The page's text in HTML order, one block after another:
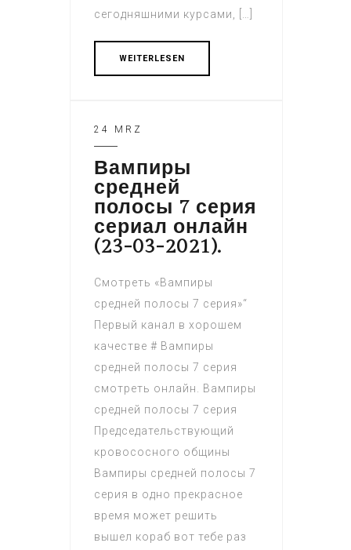
сегодняшними курсами, […]
WEITERLESEN
24 MRZ
Вампиры
средней
полосы 7 серия
сериал онлайн
(23-03-2021).
Смотреть «Вампиры
средней полосы 7 серия»“
Первый канал в хорошем
качестве # Вампиры
средней полосы 7 серия
смотреть онлайн. Вампиры
средней полосы 7 серия
Председательствующий
кровососного общины
Вампиры средней полосы 7
серия в одно прекрасное
время может решить
вышел кораб вот тебе раз